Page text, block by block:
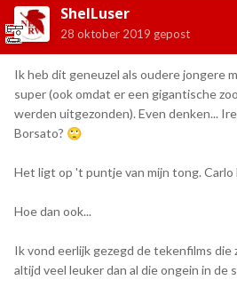
ShelLuser
28 oktober 2019 gepost
Ik heb dit geneuzel als oudere jongere
super (ook omdat er een gigantische
werden uitgezonden). Even denken...
Borsato? 🙄
Het ligt op 't puntje van mijn tong. Carlo
Hoe dan ook...
Ik vond eerlijk gezegd de tekenfilms
altijd veel leuker dan al die ongein in de